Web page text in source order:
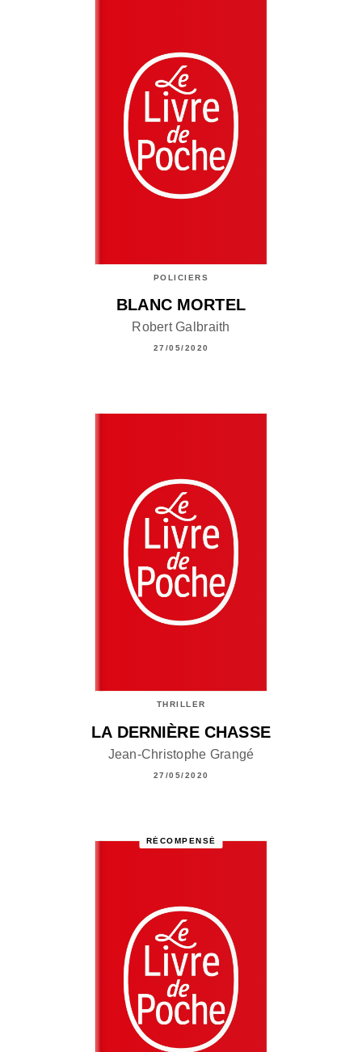
POLICIERS
BLANC MORTEL
Robert Galbraith
27/05/2020
THRILLER
LA DERNIÈRE CHASSE
Jean-Christophe Grangé
27/05/2020
RÉCOMPENSÉ